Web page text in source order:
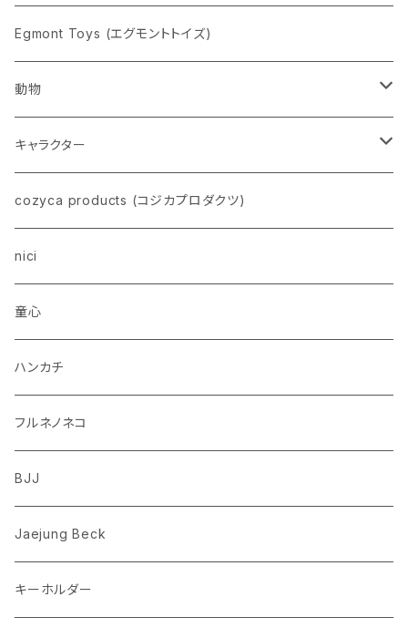
pppppins（ピーーーーンズ）
Egmont Toys (エグモントトイズ)
動物
ネコ
イヌ
トイプードル
柴犬
ビーグル
ポメラニアン
コーギー
ウザギ
パンダ
リス
クマ
ゾウ
トリ
キャラクター
スヌーピー
モンチッチ
ムーミン
ちいかわ
ミッフィー
Richard Scarry (リチャード・スキャリー)
おぱんちゅうさぎ/んぽちゃむ
cozyca products (コジカプロダクツ)
nici
童心
ハンカチ
フルネノネコ
BJJ
Jaejung Beck
キーホルダー